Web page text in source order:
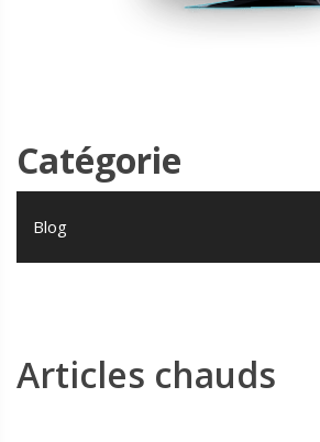
Catégorie
Blog
Articles chauds